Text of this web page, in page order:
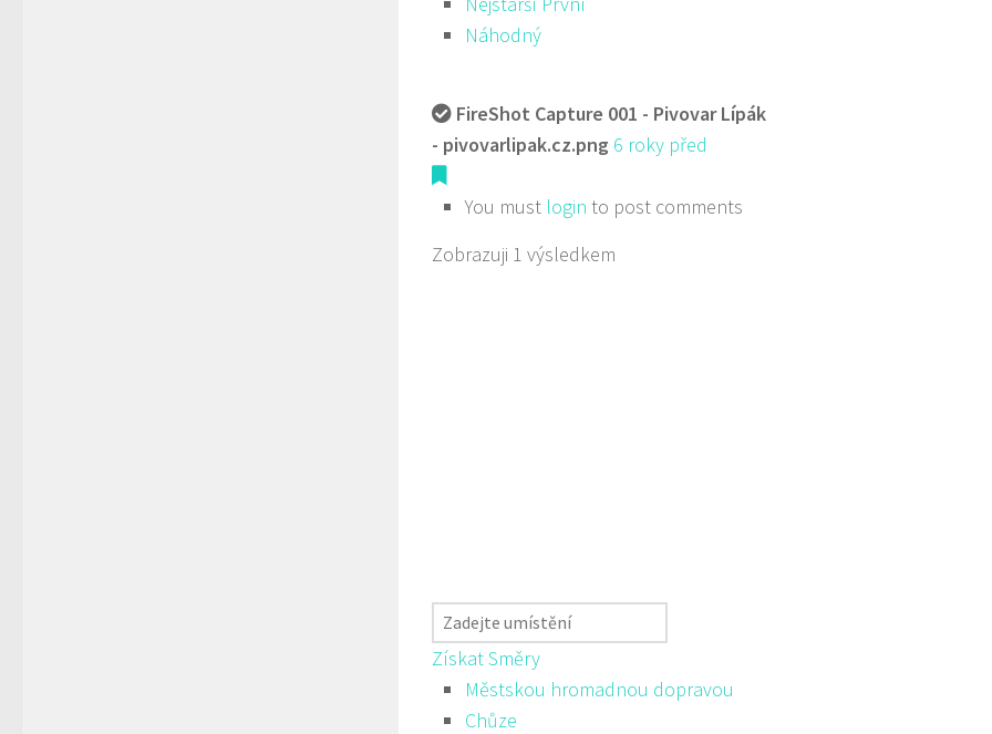
Náhodný
FireShot Capture 001 - Pivovar Lípák
- pivovarlipak.cz.png 6 roky před
You must login to post comments
Zobrazuji 1 výsledkem
Získat Směry
Městskou hromadnou dopravou
Chůze